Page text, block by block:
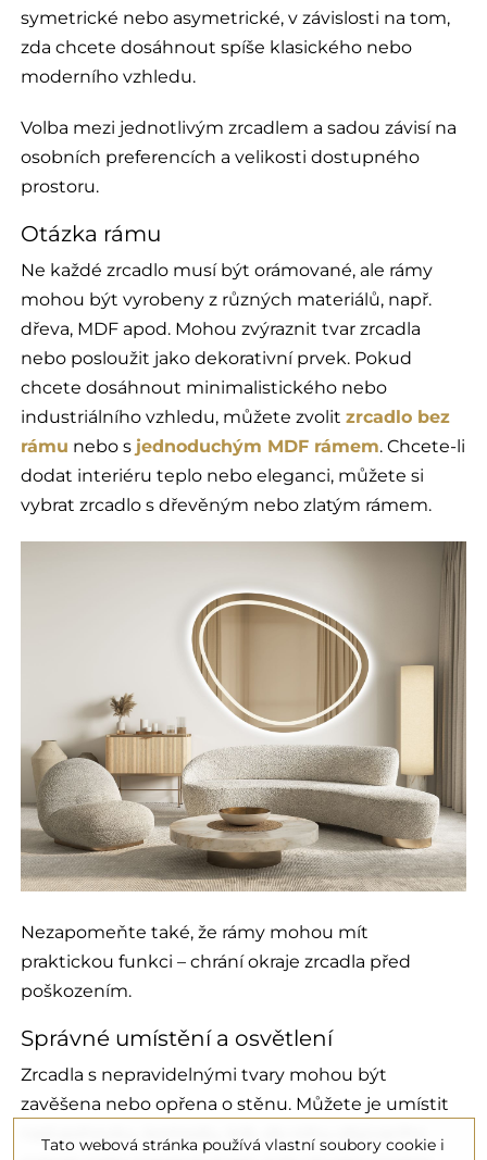
symetrické nebo asymetrické, v závislosti na tom,
zda chcete dosáhnout spíše klasického nebo
moderního vzhledu.
Volba mezi jednotlivým zrcadlem a sadou závisí na
osobních preferencích a velikosti dostupného
prostoru.
Otázka rámu
Ne každé zrcadlo musí být orámované, ale rámy
mohou být vyrobeny z různých materiálů, např.
dřeva, MDF apod. Mohou zvýraznit tvar zrcadla
nebo posloužit jako dekorativní prvek. Pokud
chcete dosáhnout minimalistického nebo
industriálního vzhledu, můžete zvolitzrcadlo bez
rámu nebo s jednoduchým MDF rámem. Chcete-li
dodat interiéru teplo nebo eleganci, můžete si
vybrat zrcadlo s dřevěným nebo zlatým rámem.
Nezapomeňte také, že rámy mohou mít
praktickou funkci – chrání okraje zrcadla před
poškozením.
Správné umístění a osvětlení
Zrcadla s nepravidelnými tvary mohou být
zavěšena nebo opřena o stěnu. Můžete je umístit
nad pohovku, komodu, krb, do rohu obývacího
Tato webová stránka používá vlastní soubory cookie i